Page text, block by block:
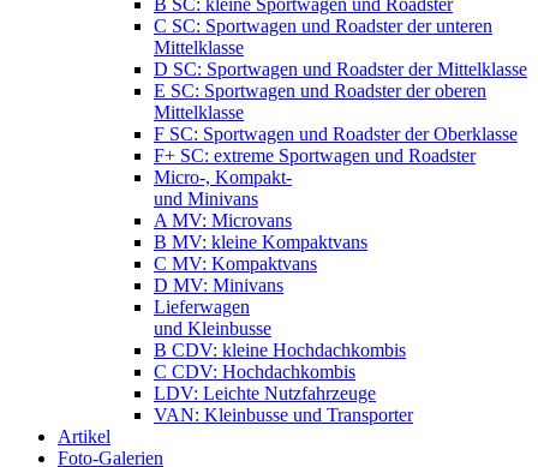
B SC: kleine Sportwagen und Roadster
C SC: Sportwagen und Roadster der unteren
Mittelklasse
D SC: Sportwagen und Roadster der Mittelklasse
E SC: Sportwagen und Roadster der oberen
Mittelklasse
F SC: Sportwagen und Roadster der Oberklasse
F+ SC: extreme Sportwagen und Roadster
Micro-, Kompakt-
und Minivans
A MV: Microvans
B MV: kleine Kompaktvans
C MV: Kompaktvans
D MV: Minivans
Lieferwagen
und Kleinbusse
B CDV: kleine Hochdachkombis
C CDV: Hochdachkombis
LDV: Leichte Nutzfahrzeuge
VAN: Kleinbusse und Transporter
Artikel
Foto-Galerien